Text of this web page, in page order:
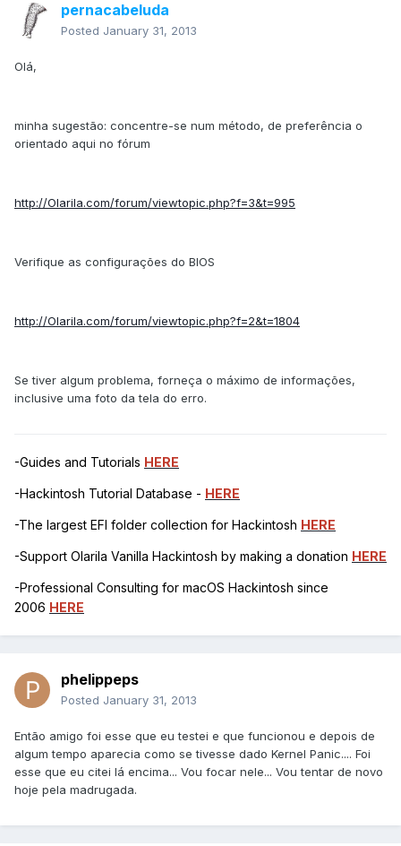
pernacabeluda
Posted January 31, 2013
Olá,
minha sugestão: concentre-se num método, de preferência o
orientado aqui no fórum
http://Olarila.com/forum/viewtopic.php?f=3&t=995
Verifique as configurações do BIOS
http://Olarila.com/forum/viewtopic.php?f=2&t=1804
Se tiver algum problema, forneça o máximo de informações,
inclusive uma foto da tela do erro.
-Guides and Tutorials HERE
-Hackintosh Tutorial Database - HERE
-The largest EFI folder collection for Hackintosh HERE
-Support Olarila Vanilla Hackintosh by making a donation HERE
-Professional Consulting for macOS Hackintosh since
2006 HERE
phelippeps
Posted January 31, 2013
Então amigo foi esse que eu testei e que funcionou e depois de
algum tempo aparecia como se tivesse dado Kernel Panic.... Foi
esse que eu citei lá encima... Vou focar nele... Vou tentar de novo
hoje pela madrugada.